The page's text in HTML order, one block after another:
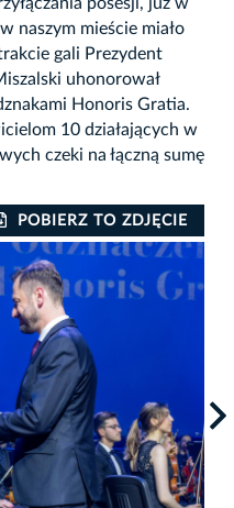
naszym mieście miało
gali Prezydent
uhonorował
Honoris Gratia.
10 działających w
czeki na łączną sumę
POBIERZ TO ZDJĘCIE